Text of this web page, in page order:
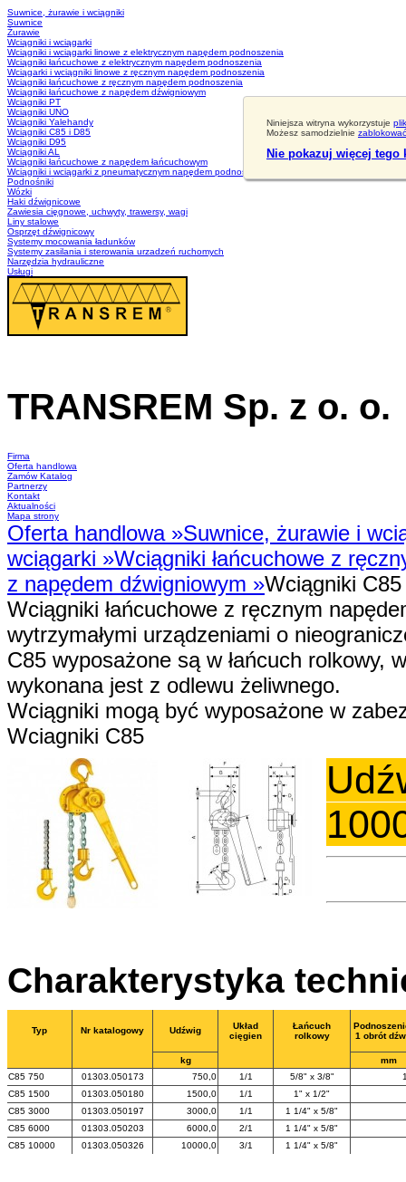
Niniejsza witryna wykorzystuje
Możesz samodzielnie
Nie pokazuj więcej tego
Suwnice, żurawie i wciągniki
Suwnice
Żurawie
Wciągniki i wciągarki
Wciągniki i wciągarki linowe z elektrycznym napędem podnoszenia
Wciągniki łańcuchowe z elektrycznym napędem podnoszenia
Wciągarki i wciągniki linowe z ręcznym napędem podnoszenia
Wciągniki łańcuchowe z ręcznym napędem podnoszenia
Wciągniki łańcuchowe z napędem dźwigniowym
Wciągniki PT
Wciągniki UNO
Wciągniki Yalehandy
Wciągniki C85 i D85
Wciągniki D95
Wciągniki AL
Wciągniki łańcuchowe z napędem łańcuchowym
Wciągniki i wciągarki z pneumatycznym napędem podnoszenia
Podnośniki
Wózki
Haki dźwignicowe
Zawiesia cięgnowe, uchwyty, trawersy, wagi
Liny stalowe
Osprzęt dźwignicowy
Systemy mocowania ładunków
Systemy zasilania i sterowania urzadzeń ruchomych
Narzędzia hydrauliczne
Usługi
TRANSREM Sp. z o. o.
Firma
Oferta handlowa
Zamów Katalog
Partnerzy
Kontakt
Aktualności
Mapa strony
Oferta handlowa »Suwnice, żurawie i
wciągarki »Wciągniki łańcuchowe z
z napędem dźwigniowym »Wciągniki
Wciągniki łańcuchowe z ręcznym
wytrzymałymi urządzeniami o
C85 wyposażone są w łańcuch rolkowy,
wykonana jest z odlewu żeliwnego.
Wciągniki mogą być wyposażone w
Wciagniki C85
Charakterystyka
Typ Nr katalogowy Udźwig
Układ
cięgien
Łańcuch
rolkowy
1 obrót
kg
mm
C85 750
01303.050173 750,0 1/1 5/8" x 3/8"
C85 1500
01303.050180 1500,0 1/1
1" x 1/2"
C85 3000
01303.050197 3000,0 1/1
1 1/4" x 5/8"
C85 6000
01303.050203 6000,0 2/1
1 1/4" x 5/8"
C85 10000
01303.050326 10000,0 3/1 1 1/4" x 5/8"